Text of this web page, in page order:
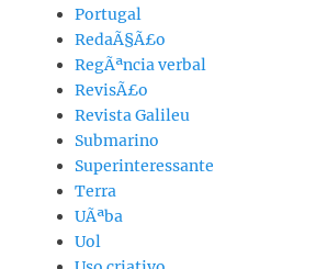
Portugal
RedaÃ§Ã£o
RegÃªncia verbal
RevisÃ£o
Revista Galileu
Submarino
Superinteressante
Terra
UÃªba
Uol